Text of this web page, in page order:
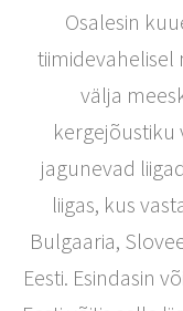
Osalesin
tiimidevahelisel
välja
kergejõustiku
jagunevad
liigas, kus
Bulgaaria,
Eesti. Esindasin